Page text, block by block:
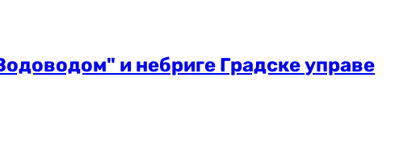
и небриге Градске управе